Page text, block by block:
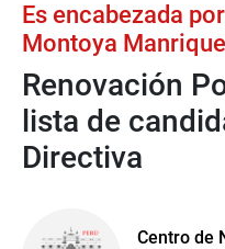
Es encabezada
Montoya Manrique
Renovación
lista de
Directiva
Centro de